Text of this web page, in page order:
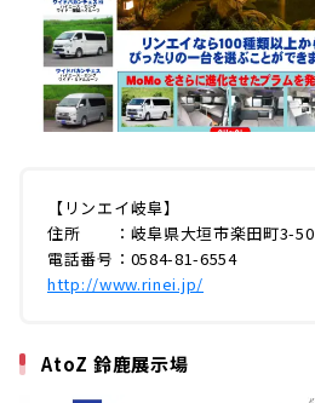
【リンエイ岐阜】
住所 ：岐阜県大垣市楽田町3-50
電話番号：0584-81-6554
http://www.rinei.jp/
AtoZ 鈴鹿展示場